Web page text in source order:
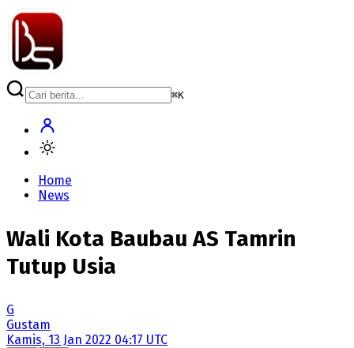
⌘K
Home
News
Wali Kota Baubau AS Tamrin
Tutup Usia
G
Gustam
Kamis, 13 Jan 2022 04:17 UTC